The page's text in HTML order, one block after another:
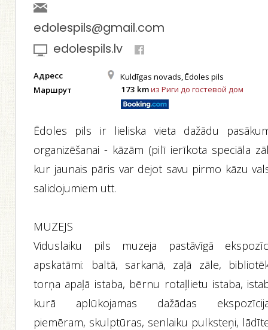
edolespils@gmail.com
edolespils.lv
Адресс Kuldīgas novads, Ēdoles pils
Маршрут 173 kmиз Риги до гостевой дом
Ēdoles pils ir lieliska vieta dažādu
organizēšanai - kāzām (pilī ierīkota speciāla
kur jaunais pāris var dejot savu pirmo kāzu
salidojumiem utt.
MUZEJS
Viduslaiku pils muzeja pastāvīgā
apskatāmi: baltā, sarkanā, zaļā zāle,
torņa apaļā istaba, bērnu rotaļlietu istaba,
kurā aplūkojamas dažādas
piemēram, skulptūras, senlaiku pulksteņi,